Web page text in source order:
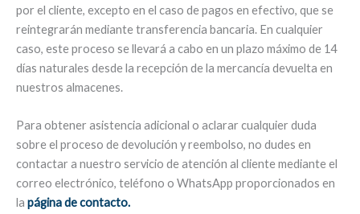
por el cliente, excepto en el caso de pagos en efectivo, que se
reintegrarán mediante transferencia bancaria. En cualquier
caso, este proceso se llevará a cabo en un plazo máximo de 14
días naturales desde la recepción de la mercancía devuelta en
nuestros almacenes.
Para obtener asistencia adicional o aclarar cualquier duda
sobre el proceso de devolución y reembolso, no dudes en
contactar a nuestro servicio de atención al cliente mediante el
correo electrónico, teléfono o WhatsApp proporcionados en
la página de contacto.